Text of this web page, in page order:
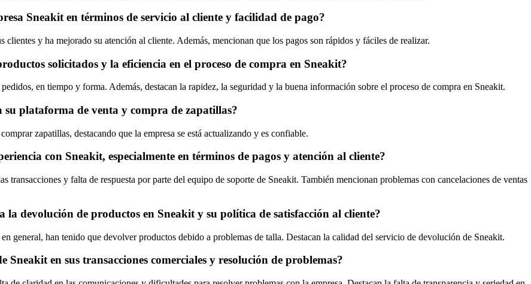
Sneakit en términos de servicio al cliente y facilidad de pago?
clientes y ha mejorado su atención al cliente. Además, mencionan que los pagos son rápidos y fáciles de realizar.
solicitados y la eficiencia en el proceso de compra en Sneakit?
en tiempo y forma. Además, destacan la rapidez, la seguridad y la buena información sobre el proceso de compra en Sneakit.
su plataforma de venta y compra de zapatillas?
zapatillas, destacando que la empresa se está actualizando y es confiable.
con Sneakit, especialmente en términos de pagos y atención al cliente?
transacciones y falta de respuesta por parte del equipo de soporte de Sneakit. También mencionan problemas con cancelaciones de ventas
la devolución de productos en Sneakit y su política de satisfacción al cliente?
general, han tenido que devolver productos debido a problemas de talla. Destacan la calidad del servicio de devolución de Sneakit.
en sus transacciones comerciales y resolución de problemas?